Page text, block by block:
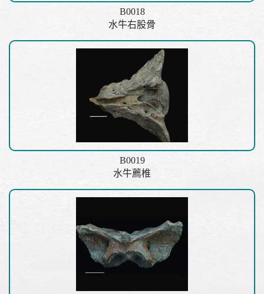
B0018
水牛右股骨
B0019
水牛薦椎